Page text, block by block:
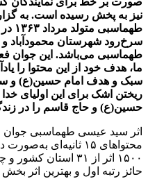
نیز به پخش رسیده است. به
سرخ‌رود شهرستان محمودآباد
طهماسبی می‌باشد. این جوان
ما، هدف خود از این محتوا را
سبک و هدف امام حسین(ع) و
ریختن اشک برای این اولیای
حسین(ع) و حاج قاسم را در
اثر سید عیسی طهماسبی جوان
محتواهای ۱۵ ثانیه‌ای
۱۵۰۰ اثر از ۳۱
حائز رتبه اول و بهترین اثر